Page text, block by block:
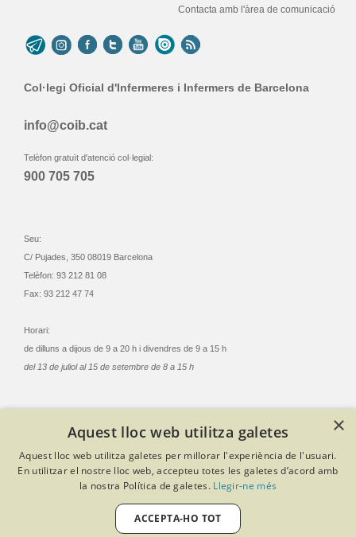
Contacta amb l'àrea de comunicació
Col·legi Oficial d'Infermeres i Infermers de Barcelona
info@coib.cat
Telèfon gratuït d'atenció col·legial:
900 705 705
Seu:
C/ Pujades, 350 08019 Barcelona
Telèfon: 93 212 81 08
Fax: 93 212 47 74
Horari:
de dilluns a dijous de 9 a 20 h i divendres de 9 a 15 h
del 13 de juliol al 15 de setembre de 8 a 15 h
© Col·legi Oficial Infermeres i Infermers de Barcelona
Criteris de privacitat
Política de cookies
Avís legal
Política de protecció de dades
Política de qualitat
Desenvolupat amb Softeng Portal Builder
×
Aquest lloc web utilitza galetes
Aquest lloc web utilitza galetes per millorar l'experiència de l'usuari.
En utilitzar el nostre lloc web, accepteu totes les galetes d’acord amb
la nostra Política de galetes. Llegir-ne més
ACCEPTA-HO TOT